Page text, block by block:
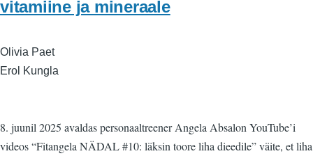
vitamiine ja mineraale
Olivia Paet
Erol Kungla
8. juunil 2025 avaldas personaaltreener Angela Absalon YouTube’i
videos “Fitangela NÄDAL #10: läksin toore liha dieedile” väite, et liha